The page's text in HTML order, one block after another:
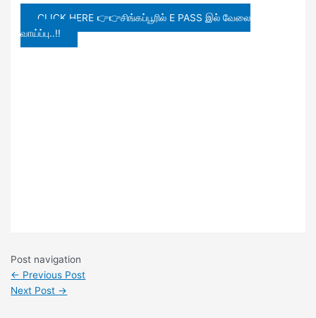
CLICK HERE 👉👉சிங்கப்பூரில் E PASS இல் வேலை
வாய்ப்பு..!!
Post navigation
← Previous Post
Next Post →